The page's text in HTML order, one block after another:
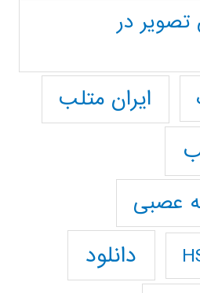
در
ایران متلب
عصبی
دانلود